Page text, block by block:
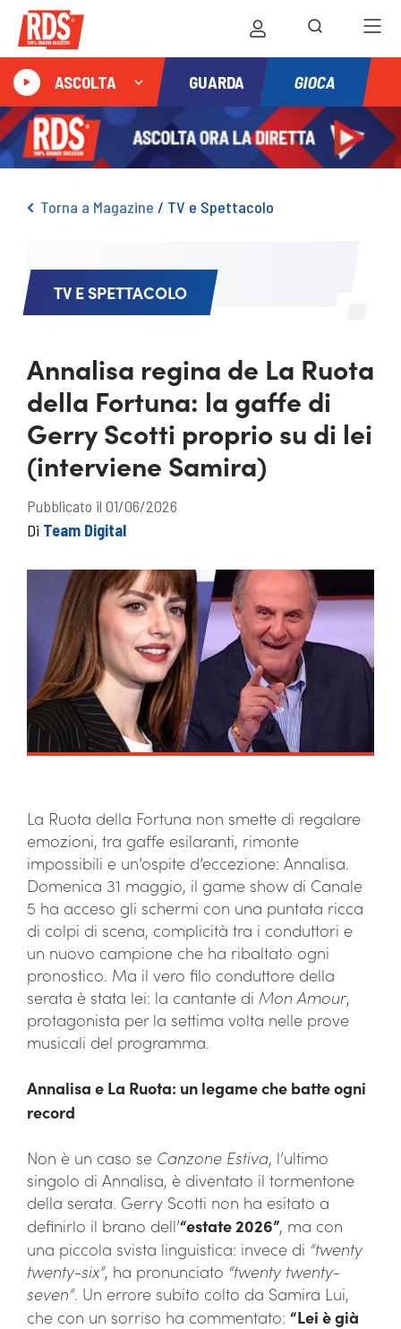
ASCOLTA GUARDA GIOCA
Torna a Magazine / TV e Spettacolo
TV E SPETTACOLO
Annalisa regina de La Ruota
della Fortuna: la gaffe di
Gerry Scotti proprio su di lei
(interviene Samira)
Pubblicato il 01/06/2026
Di Team Digital
La Ruota della Fortuna non smette di regalare
emozioni, tra gaffe esilaranti, rimonte
impossibili e un’ospite d’eccezione: Annalisa.
Domenica 31 maggio, il game show di Canale
5 ha acceso gli schermi con una puntata ricca
di colpi di scena, complicità tra i conduttori e
un nuovo campione che ha ribaltato ogni
pronostico. Ma il vero filo conduttore della
serata è stata lei: la cantante di Mon Amour,
protagonista per la settima volta nelle prove
musicali del programma.
Annalisa e La Ruota: un legame che batte ogni
record
Non è un caso se Canzone Estiva, l’ultimo
singolo di Annalisa, è diventato il tormentone
della serata. Gerry Scotti non ha esitato a
definirlo il brano dell’“estate 2026”, ma con
una piccola svista linguistica: invece di “twenty
twenty-six”, ha pronunciato “twenty twenty-
seven”. Un errore subito colto da Samira Lui,
che con un sorriso ha commentato: “Lei è già